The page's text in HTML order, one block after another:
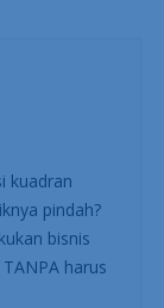
kuadran
pindah?
bisnis
harus